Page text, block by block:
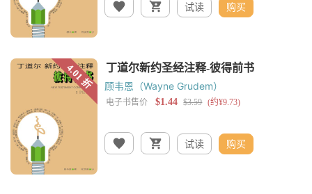
试读 购买
顾韦恩（Wayne Grudem）
试读 购买